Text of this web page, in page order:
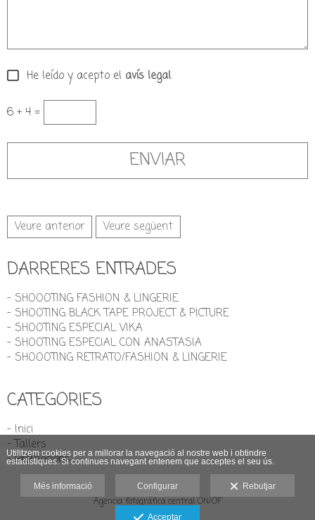
He leído y acepto el avís legal.
6 + 4 =
Veure anterior Veure següent
DARRERES ENTRADES
- SHOOOTING FASHION & LINGERIE
- SHOOTING BLACK TAPE PROJECT & PICTURE
- SHOOTING ESPECIAL VIKA
- SHOOTING ESPECIAL CON ANASTASIA
- SHOOOTING RETRATO/FASHION & LINGERIE
CATEGORIES
- Inici
- Tallers
- Promocions
Agencia fotográfica central ON/OF
Avís legal
Utilitzem cookies per a millorar la navegació al nostre web i obtindre
estadístiques. Si continues navegant entenem que acceptes el seu ús.
Més informació Configurar Rebutjar
Acceptar